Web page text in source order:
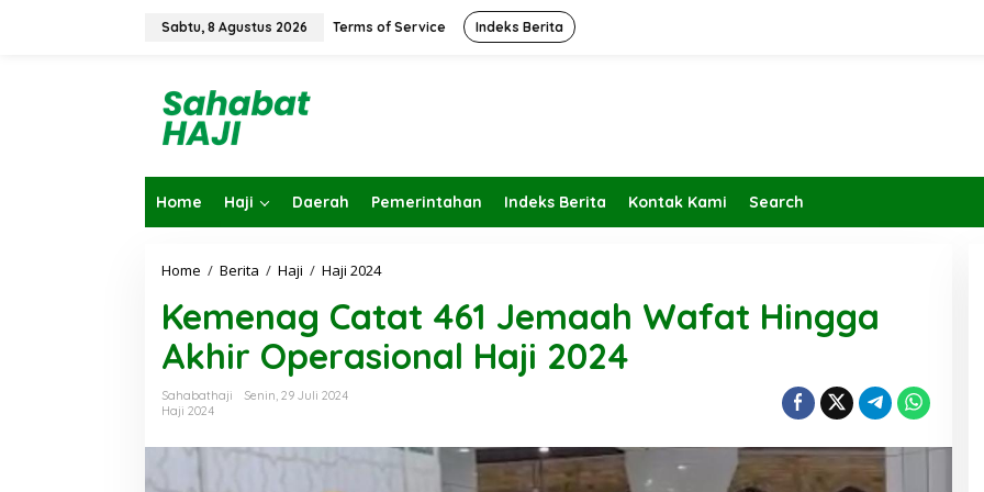
Sabtu, 8 Agustus 2026 Terms of Service Indeks Berita
Home Haji Daerah Pemerintahan Indeks Berita Kontak Kami Search
Home / Berita / Haji / Haji 2024K
m
e
n
a
t
Kemenag Catat 461 Jemaah Wafat Hingga
Akhir Operasional Haji 2024
Sahabathaji
Senin, 29 Juli 2024
Haji 2024
KBIHU Pada Jalurnya